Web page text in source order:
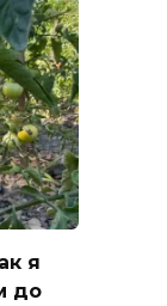
я
до